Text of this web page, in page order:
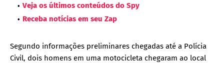
Veja os últimos conteúdos do Spy
Receba notícias em seu Zap
Segundo informações preliminares chegadas até a Polícia
Civil, dois homens em uma motocicleta chegaram ao local